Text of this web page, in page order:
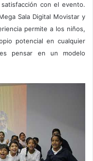
con el evento.
Sala Digital Movistar y
permite a los niños,
potencial en cualquier
pensar en un modelo